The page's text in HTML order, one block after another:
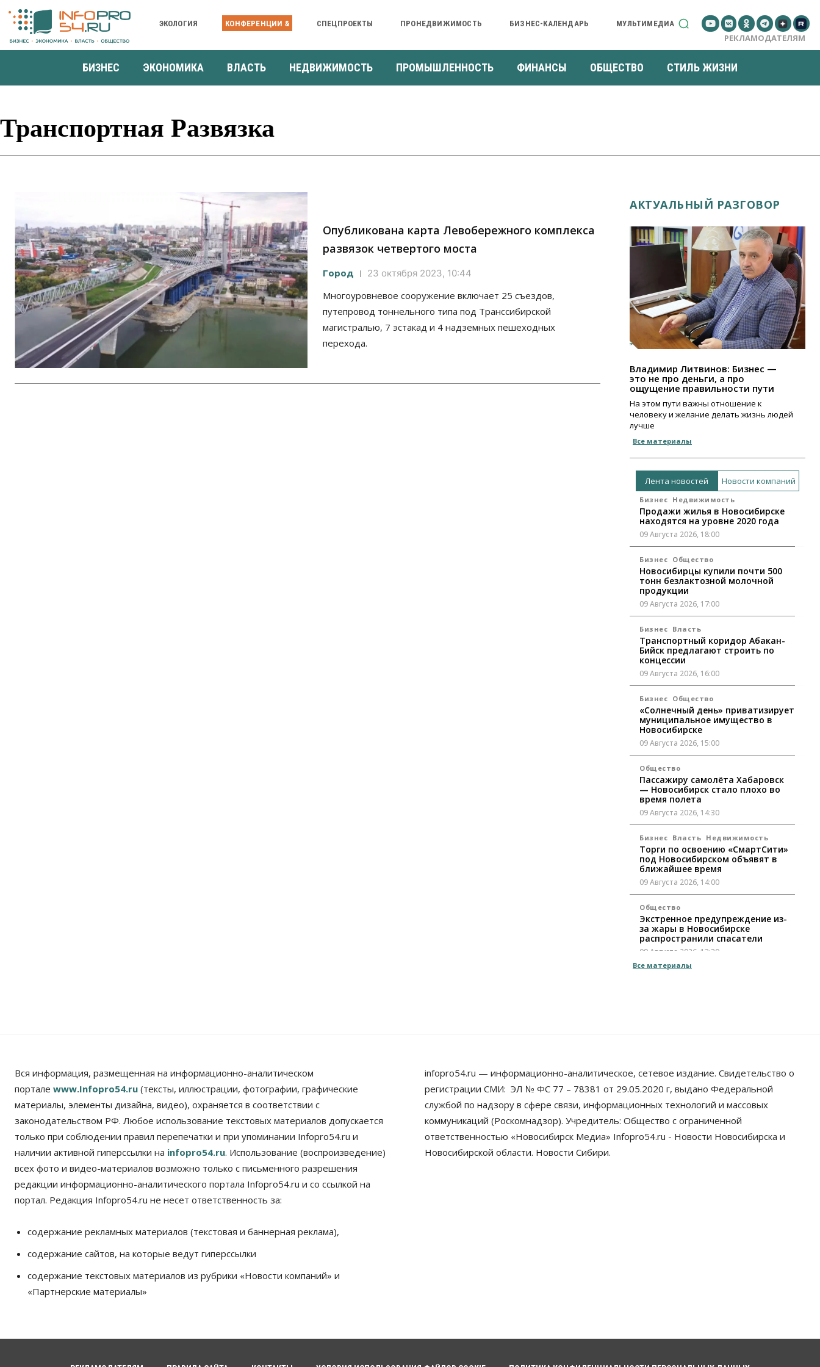
ЭКОЛОГИЯ КОНФЕРЕНЦИИ & СПЕЦПРОЕКТЫ ПРОНЕДВИЖИМОСТЬ БИЗНЕС-КАЛЕНДАРЬ МУЛЬТИМЕДИА
РЕКЛАМОДАТЕЛЯМ
БИЗНЕС ЭКОНОМИКА ВЛАСТЬ НЕДВИЖИМОСТЬ ПРОМЫШЛЕННОСТЬ ФИНАНСЫ ОБЩЕСТВО СТИЛЬ ЖИЗНИ
Транспортная Развязка
Опубликована карта Левобережного комплекса
развязок четвертого моста
Город 23 октября 2023, 10:44
Многоуровневое сооружение включает 25 съездов,
путепровод тоннельного типа под Транссибирской
магистралью, 7 эстакад и 4 надземных пешеходных
перехода.
АКТУАЛЬНЫЙ РАЗГОВОР
Владимир Литвинов: Бизнес —
это не про деньги, а про
ощущение правильности пути
На этом пути важны отношение к
человеку и желание делать жизнь людей
лучше
Все материалы
Лента новостей Новости компаний
Бизнес Недвижимость
Продажи жилья в Новосибирске
находятся на уровне 2020 года
09 Августа 2026, 18:00
Бизнес Общество
Новосибирцы купили почти 500
тонн безлактозной молочной
продукции
09 Августа 2026, 17:00
Бизнес Власть
Транспортный коридор Абакан-
Бийск предлагают строить по
концессии
09 Августа 2026, 16:00
Бизнес Общество
«Солнечный день» приватизирует
муниципальное имущество в
Новосибирске
09 Августа 2026, 15:00
Общество
Пассажиру самолёта Хабаровск
— Новосибирск стало плохо во
время полета
09 Августа 2026, 14:30
Бизнес Власть Недвижимость
Торги по освоению «СмартСити»
под Новосибирском объявят в
ближайшее время
09 Августа 2026, 14:00
Общество
Экстренное предупреждение из-
за жары в Новосибирске
распространили спасатели
09 Августа 2026, 13:30
будут «бронировать» со школы
09 Августа 2026, 11:00
Авто Общество
Не катастрофа, а стресс-тест:
эксперт новосибирской сети СТО
пояснил кому можно заливать
К современному юридическому
Все материалы
Вся информация, размещенная на информационно-аналитическом
портале www.Infopro54.ru (тексты, иллюстрации, фотографии, графические
материалы, элементы дизайна, видео), охраняется в соответствии с
законодательством РФ. Любое использование текстовых материалов допускается
только при соблюдении правил перепечатки и при упоминании Infopro54.ru и
наличии активной гиперссылки на infopro54.ru. Использование (воспроизведение)
всех фото и видео-материалов возможно только с письменного разрешения
редакции информационно-аналитического портала Infopro54.ru и со ссылкой на
портал. Редакция Infopro54.ru не несет ответственность за:
содержание рекламных материалов (текстовая и баннерная реклама),
содержание сайтов, на которые ведут гиперссылки
содержание текстовых материалов из рубрики «Новости компаний» и
«Партнерские материалы»
infopro54.ru — информационно-аналитическое, сетевое издание. Свидетельство о
регистрации СМИ: ЭЛ № ФС 77 – 78381 от 29.05.2020 г, выдано Федеральной
службой по надзору в сфере связи, информационных технологий и массовых
коммуникаций (Роскомнадзор). Учредитель: Общество с ограниченной
ответственностью «Новосибирск Медиа» Infopro54.ru - Новости Новосибирска и
Новосибирской области. Новости Сибири.